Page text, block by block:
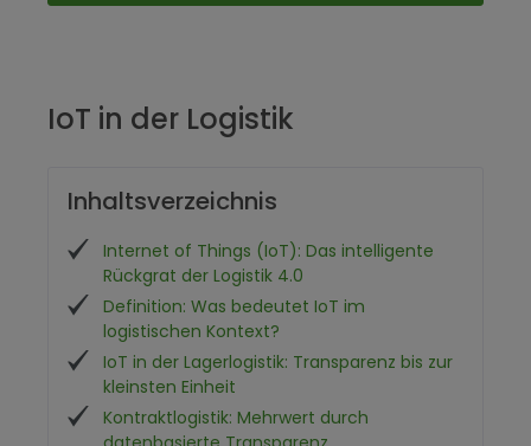
IoT in der Logistik
Inhaltsverzeichnis
Internet of Things (IoT): Das intelligente
Rückgrat der Logistik 4.0
Definition: Was bedeutet IoT im
logistischen Kontext?
IoT in der Lagerlogistik: Transparenz bis zur
kleinsten Einheit
Kontraktlogistik: Mehrwert durch